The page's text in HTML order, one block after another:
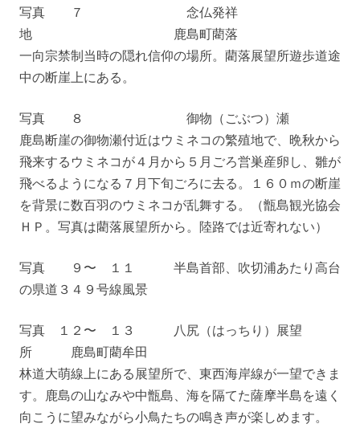
写真 ７ 念仏発祥
地 鹿島町藺落
一向宗禁制当時の隠れ信仰の場所。藺落展望所遊歩道途
中の断崖上にある。
写真 ８ 御物（ごぶつ）瀬
鹿島断崖の御物瀬付近はウミネコの繁殖地で、晩秋から
飛来するウミネコが４月から５月ごろ営巣産卵し、雛が
飛べるようになる７月下旬ごろに去る。１６０ｍの断崖
を背景に数百羽のウミネコが乱舞する。（甑島観光協会
ＨＰ。写真は藺落展望所から。陸路では近寄れない）
写真 ９〜 １１ 半島首部、吹切浦あたり高台
の県道３４９号線風景
写真 １２〜 １３ 八尻（はっちり）展望
所 鹿島町藺牟田
林道大萌線上にある展望所で、東西海岸線が一望できま
す。鹿島の山なみや中甑島、海を隔てた薩摩半島を遠く
向こうに望みながら小鳥たちの鳴き声が楽しめます。